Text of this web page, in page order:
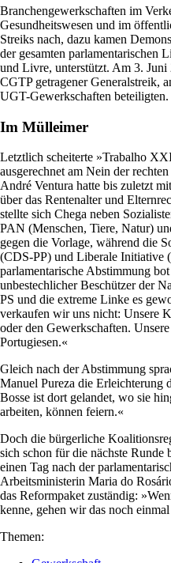
Branchengewerkschaften im
Gesundheitswesen und im
Streiks nach, dazu kamen
der gesamten parlamentarischen
und Livre, unterstützt. Am 3.
CGTP getragener Generalstreik,
UGT-Gewerkschaften beteiligten.
Im Mülleimer
Letztlich scheiterte »Trabalho
ausgerechnet am Nein der
André Ventura hatte bis zuletzt
über das Rentenalter und
stellte sich Chega neben
PAN (Menschen, Tiere, Natur)
gegen die Vorlage, während die
(CDS-PP) und Liberale Initiative
parlamentarische Abstimmung
unbestechlicher Beschützer der
PS und die extreme Linke es
verkaufen wir uns nicht: Unsere
oder den Gewerkschaften.
Portugiesen.«
Gleich nach der Abstimmung
Manuel Pureza die Erleichterung
Bosse ist dort gelandet, wo sie
arbeiten, können feiern.«
Doch die bürgerliche
sich schon für die nächste
einen Tag nach der
Arbeitsministerin Maria do
das Reformpaket zuständig:
kenne, gehen wir das noch einmal
Themen: